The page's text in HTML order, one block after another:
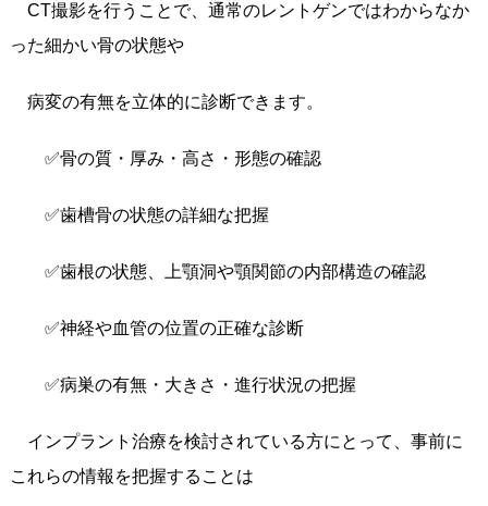
CT撮影を行うことで、通常のレントゲンではわからなか
った細かい骨の状態や
病変の有無を立体的に診断できます。
✅骨の質・厚み・高さ・形態の確認
✅歯槽骨の状態の詳細な把握
✅歯根の状態、上顎洞や顎関節の内部構造の確認
✅神経や血管の位置の正確な診断
✅病巣の有無・大きさ・進行状況の把握
インプラント治療を検討されている方にとって、事前に
これらの情報を把握することは